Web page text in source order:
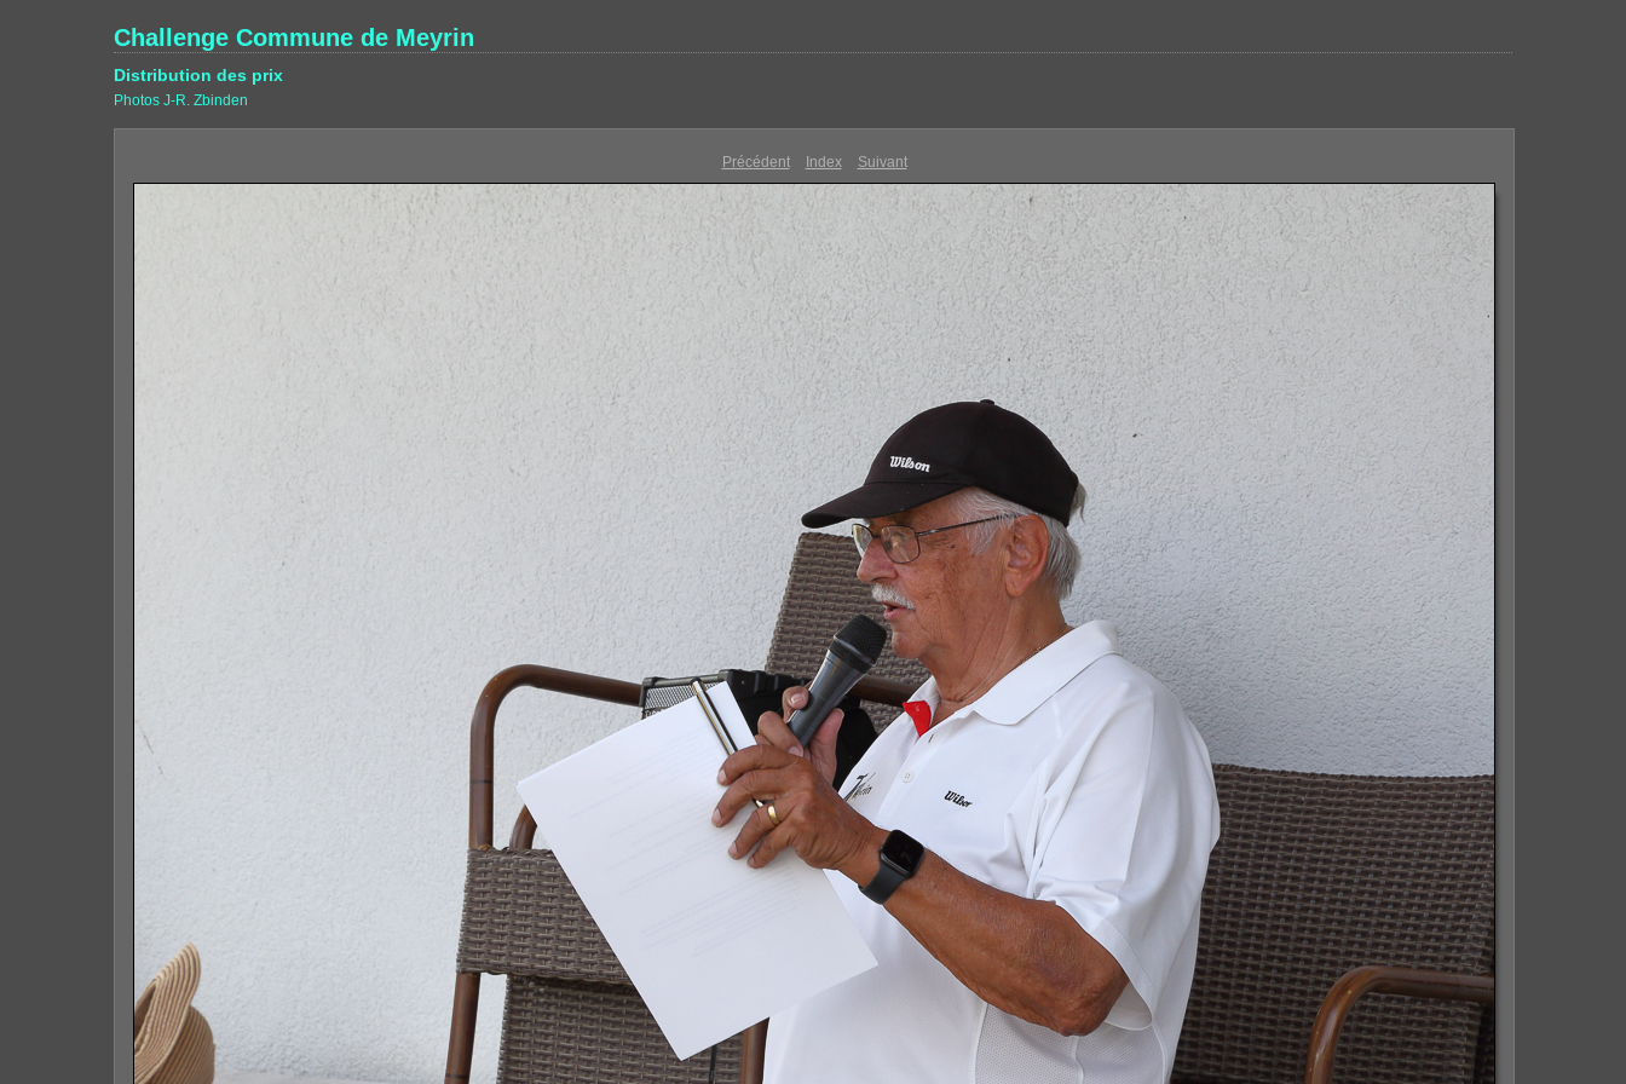
Challenge Commune de Meyrin
Distribution des prix
Photos J-R. Zbinden
Précédent Index Suivant